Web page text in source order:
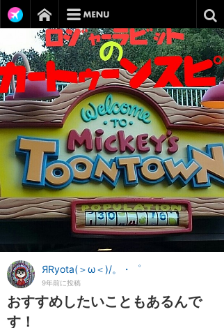
ЯRyota(＞ω＜)/。・゜
9年前に投稿
おすすめしたいこともあるんで
す！